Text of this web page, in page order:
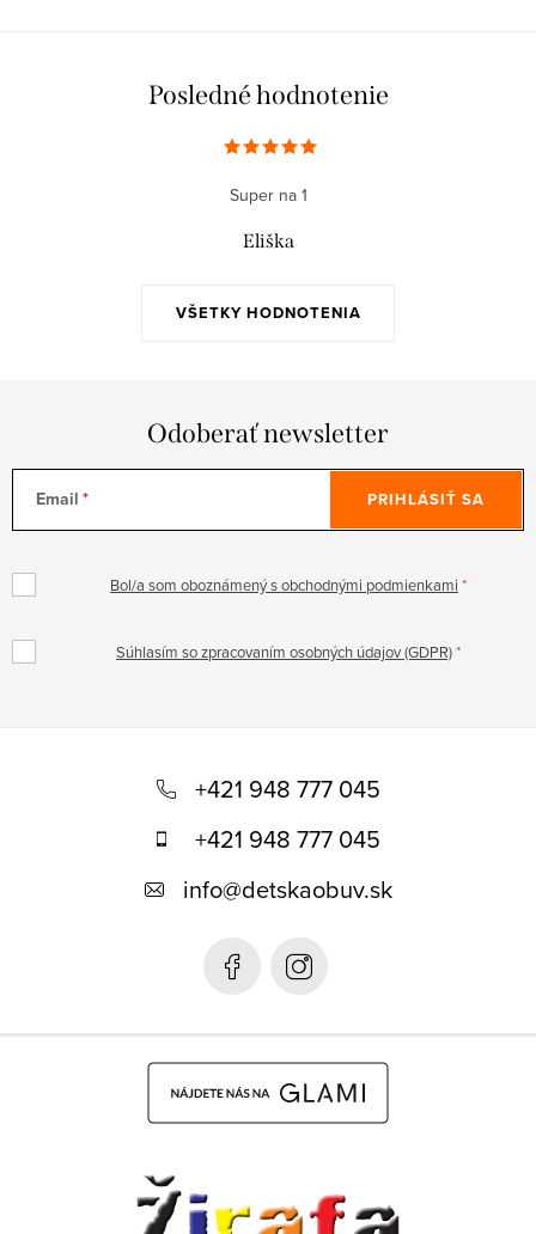
Posledné hodnotenie
VŠETKY HODNOTENIA
Super na 1
Eliška
Odoberať newsletter
Email
Bol/a som oboznámený s obchodnými podmienkami
Súhlasím so zpracovaním osobných údajov (GDPR)
PRIHLÁSIŤ SA
+421 948 777 045
+421 948 777 045
info@detskaobuv.sk